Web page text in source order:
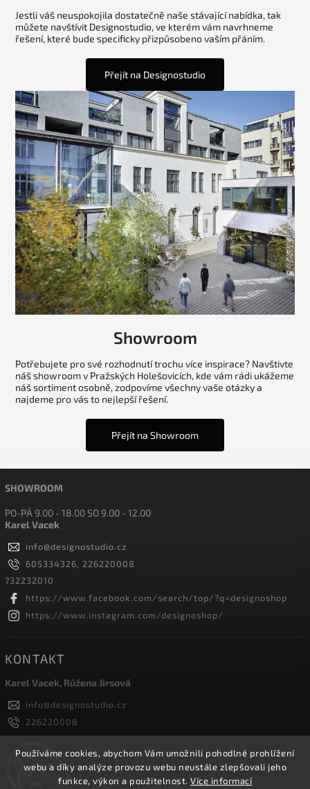
Používáme cookies, abychom Vám umožnili pohodlné prohlížení
webu a díky analýze provozu webu neustále zlepšovali jeho
funkce, výkon a použitelnost. Více informací
Jestli váš neuspokojila dostatečně naše stávající nabídka, tak
můžete navštívit Designostudio, ve kterém vám navrhneme
řešení, které bude specificky přizpůsobeno vaším přáním.
Přejít na Designostudio
Showroom
Potřebujete pro své rozhodnutí trochu více inspirace? Navštivte
náš showroom v Pražských Holešovicích, kde vám rádi ukážeme
náš sortiment osobně, zodpovíme všechny vaše otázky a
najdeme pro vás to nejlepší řešení.
Přejít na Showroom
SHOWROOM
PO-PÁ 9.00 - 18.00 SO 9.00 - 12.00
Karel Vacek
info@designostudio.cz
605334326, 226220008
732232010
https://www.facebook.com/search/top/?q=designoshop
https://www.instagram.com/designoshop/
KONTAKT
Karel Vacek, Růžena Jirsová
info@designostudio.cz
226220008
605334326, 732232010
Designoshop
designoshop